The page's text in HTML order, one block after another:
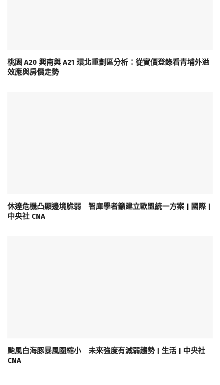
桃園 A20 興南與 A21 環北重劃區分析：從實價登錄看青埔外溢
效應與房價走勢
休達危機凸顯邊境脆弱 智庫學者籲建立歐盟統一方案 | 國際 |
中央社 CNA
颱風白海豚暴風圈縮小 未來強度有減弱趨勢 | 生活 | 中央社
CNA